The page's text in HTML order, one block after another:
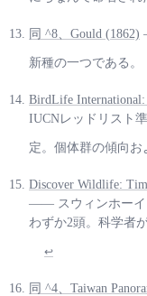
同 ^8、Gould (1862)
新種の一つである。
BirdLife International:
IUCNレッドリスト
定。個体群の傾向お
Discover Wildlife:
—— スウィンホーイ
わずか2頭。科学者
↩
同 ^4、Taiwan